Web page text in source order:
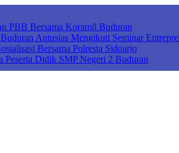
PBB Bersama Koramil Buduran
Antusias Mengikuti Seminar
Bersama Polresta Sidoarjo
Peserta Didik SMP Negeri 2 Buduran